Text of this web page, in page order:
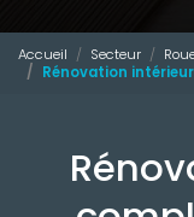
Accueil Secteur
Rénovation